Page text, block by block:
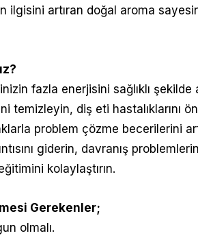
ilgisini artıran doğal aroma
fazla enerjisini sağlıklı şekilde
temizleyin, diş eti hastalıklarını
problem çözme becerilerini
giderin, davranış
kolaylaştırın.
Gerekenler;
olmalı.